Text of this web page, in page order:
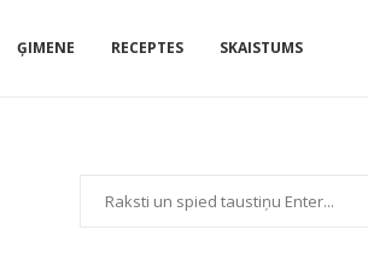
ĢIMENE RECEPTES SKAISTUMS